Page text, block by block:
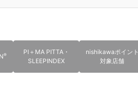
®
PI＋MA PITTA・
SLEEPINDEX
nishikawaポイント
対象店舗